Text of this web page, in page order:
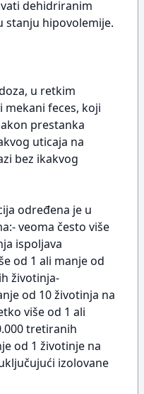
dehidriranim
stanju hipovolemije.
u retkim
mekani feces, koji
prestanka
uticaja na
bez ikakvog
određena je u
veoma često više
ispoljava
od 1 ali manje od
životinja-
od 10 životinja na
više od 1 ali
tretiranih
od 1 životinje na
izolovane